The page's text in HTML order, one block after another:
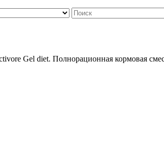
Gel diet. Полнорационная кормовая